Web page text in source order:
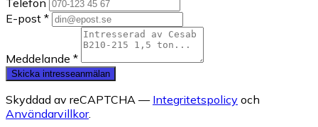
E-post *
Meddelande *
Skicka intresseanmälan
Skyddad av reCAPTCHA — Integritetspolicy och
Användarvillkor.